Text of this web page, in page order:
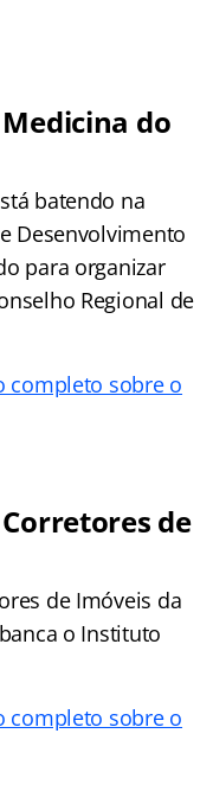
do
batendo na
Desenvolvimento
para organizar
Regional de
completo sobre o
de
de Imóveis da
o Instituto
completo sobre o